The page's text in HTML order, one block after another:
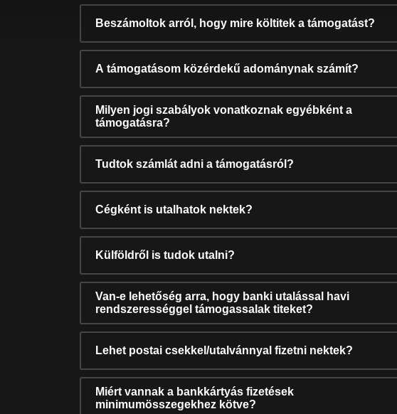
Beszámoltok arról, hogy mire költitek a támogatást?
A támogatásom közérdekű adománynak számít?
Milyen jogi szabályok vonatkoznak egyébként a
támogatásra?
Tudtok számlát adni a támogatásról?
Cégként is utalhatok nektek?
Külföldről is tudok utalni?
Van-e lehetőség arra, hogy banki utalással havi
rendszerességgel támogassalak titeket?
Lehet postai csekkel/utalvánnyal fizetni nektek?
Miért vannak a bankkártyás fizetések
minimumösszegekhez kötve?